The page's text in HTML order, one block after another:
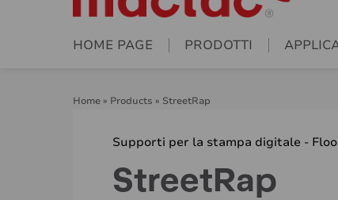
HOME PAGE PRODOTTI
Home » Products » StreetRap
Supporti per la stampa digitale -
StreetRap